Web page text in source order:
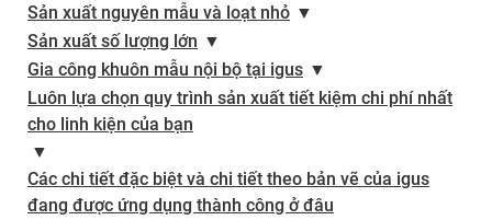
Sản xuất nguyên mẫu và loạt nhỏ ▼
Sản xuất số lượng lớn ▼
Gia công khuôn mẫu nội bộ tại igus ▼
Luôn lựa chọn quy trình sản xuất tiết kiệm chi phí nhất
cho linh kiện của bạn
▼
Các chi tiết đặc biệt và chi tiết theo bản vẽ của igus
đang được ứng dụng thành công ở đâu